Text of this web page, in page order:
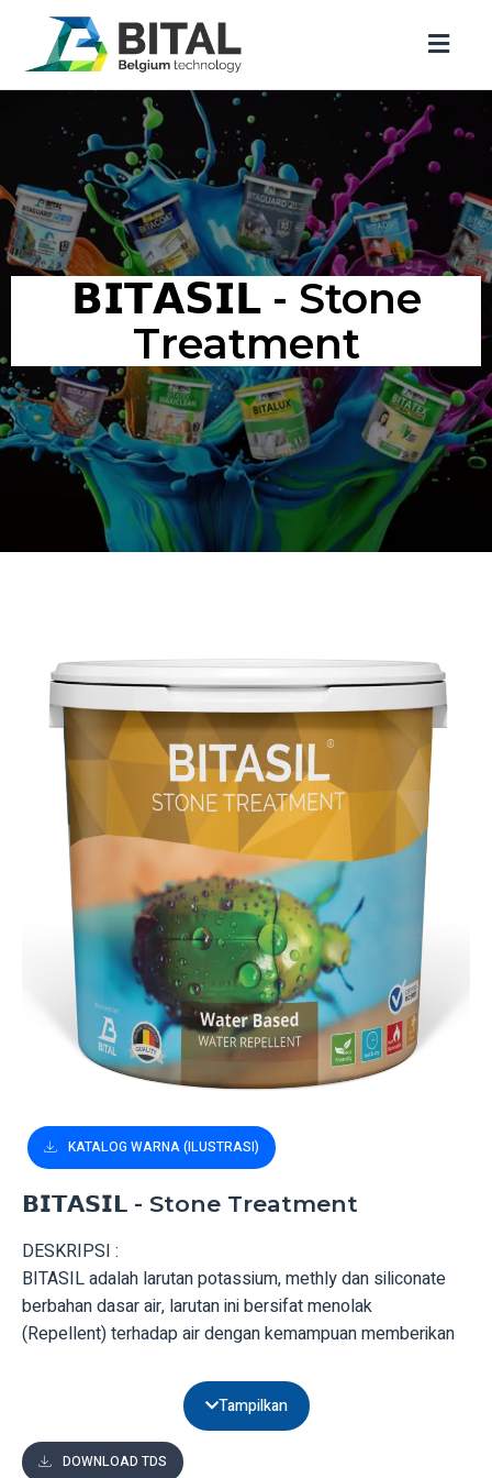
𝗕𝗜𝗧𝗔𝗦𝗜𝗟 - Stone
Treatment
KATALOG WARNA (ILUSTRASI)
𝗕𝗜𝗧𝗔𝗦𝗜𝗟 - Stone Treatment
DESKRIPSI :
BITASIL adalah larutan potassium, methly dan siliconate
berbahan dasar air, larutan ini bersifat menolak
(Repellent) terhadap air dengan kemampuan memberikan
memberikan perlindungan pada area yang dilapisinya
seperti : tembok bata, batu palimanan, batu pasir, genteng
non glazur, keramik non glazur, patung, candi, pot bunga
atau gerabah, plesteran dan permukaan berpori-pori yang
Tampilkan
DOWNLOAD TDS